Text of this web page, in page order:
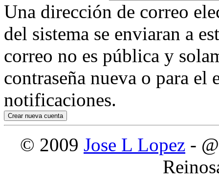
Una dirección de correo
del sistema se enviaran a
correo no es pública y
contraseña nueva o para
notificaciones.
© 2009 Jose L Lopez -